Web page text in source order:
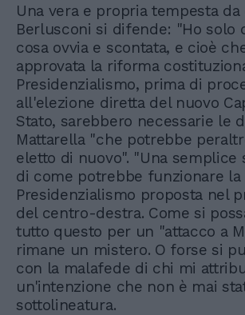
Una vera e propria tempesta da
Berlusconi si difende: "Ho solo
cosa ovvia e scontata, e cioè
approvata la riforma
Presidenzialismo, prima di
all'elezione diretta del nuovo
Stato, sarebbero necessarie le
Mattarella "che potrebbe
eletto di nuovo". "Una semplice
di come potrebbe funzionare
Presidenzialismo proposta nel
del centro-destra. Come si
tutto questo per un "attacco a
rimane un mistero. O forse si
con la malafede di chi mi
un'intenzione che non è mai
sottolineatura.